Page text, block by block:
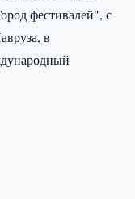
фестивалей", с
в